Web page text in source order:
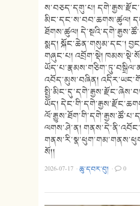
ས་བཅད་དགུ་པ།
མིང་དང་ས་བབ་ཆགས་ཚུལ།
ཐོགས་ཚུལ།
སྨད། སྐོང་ཆེན་གསུམ་དང་།
གཞུང་པ། འབྲོག་སྡེ།
འབོད་མུས་བཞིན།
ཡོད།
ལགས་ཤེ་ན།
སོ།།
2026-07-17 ·ཆུ་དབར་བུ། · 0